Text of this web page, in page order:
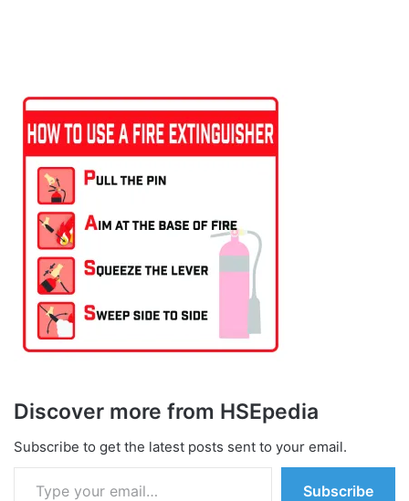
Discover more from HSEpedia
Subscribe to get the latest posts sent to your email.
Type your email…
Subscribe